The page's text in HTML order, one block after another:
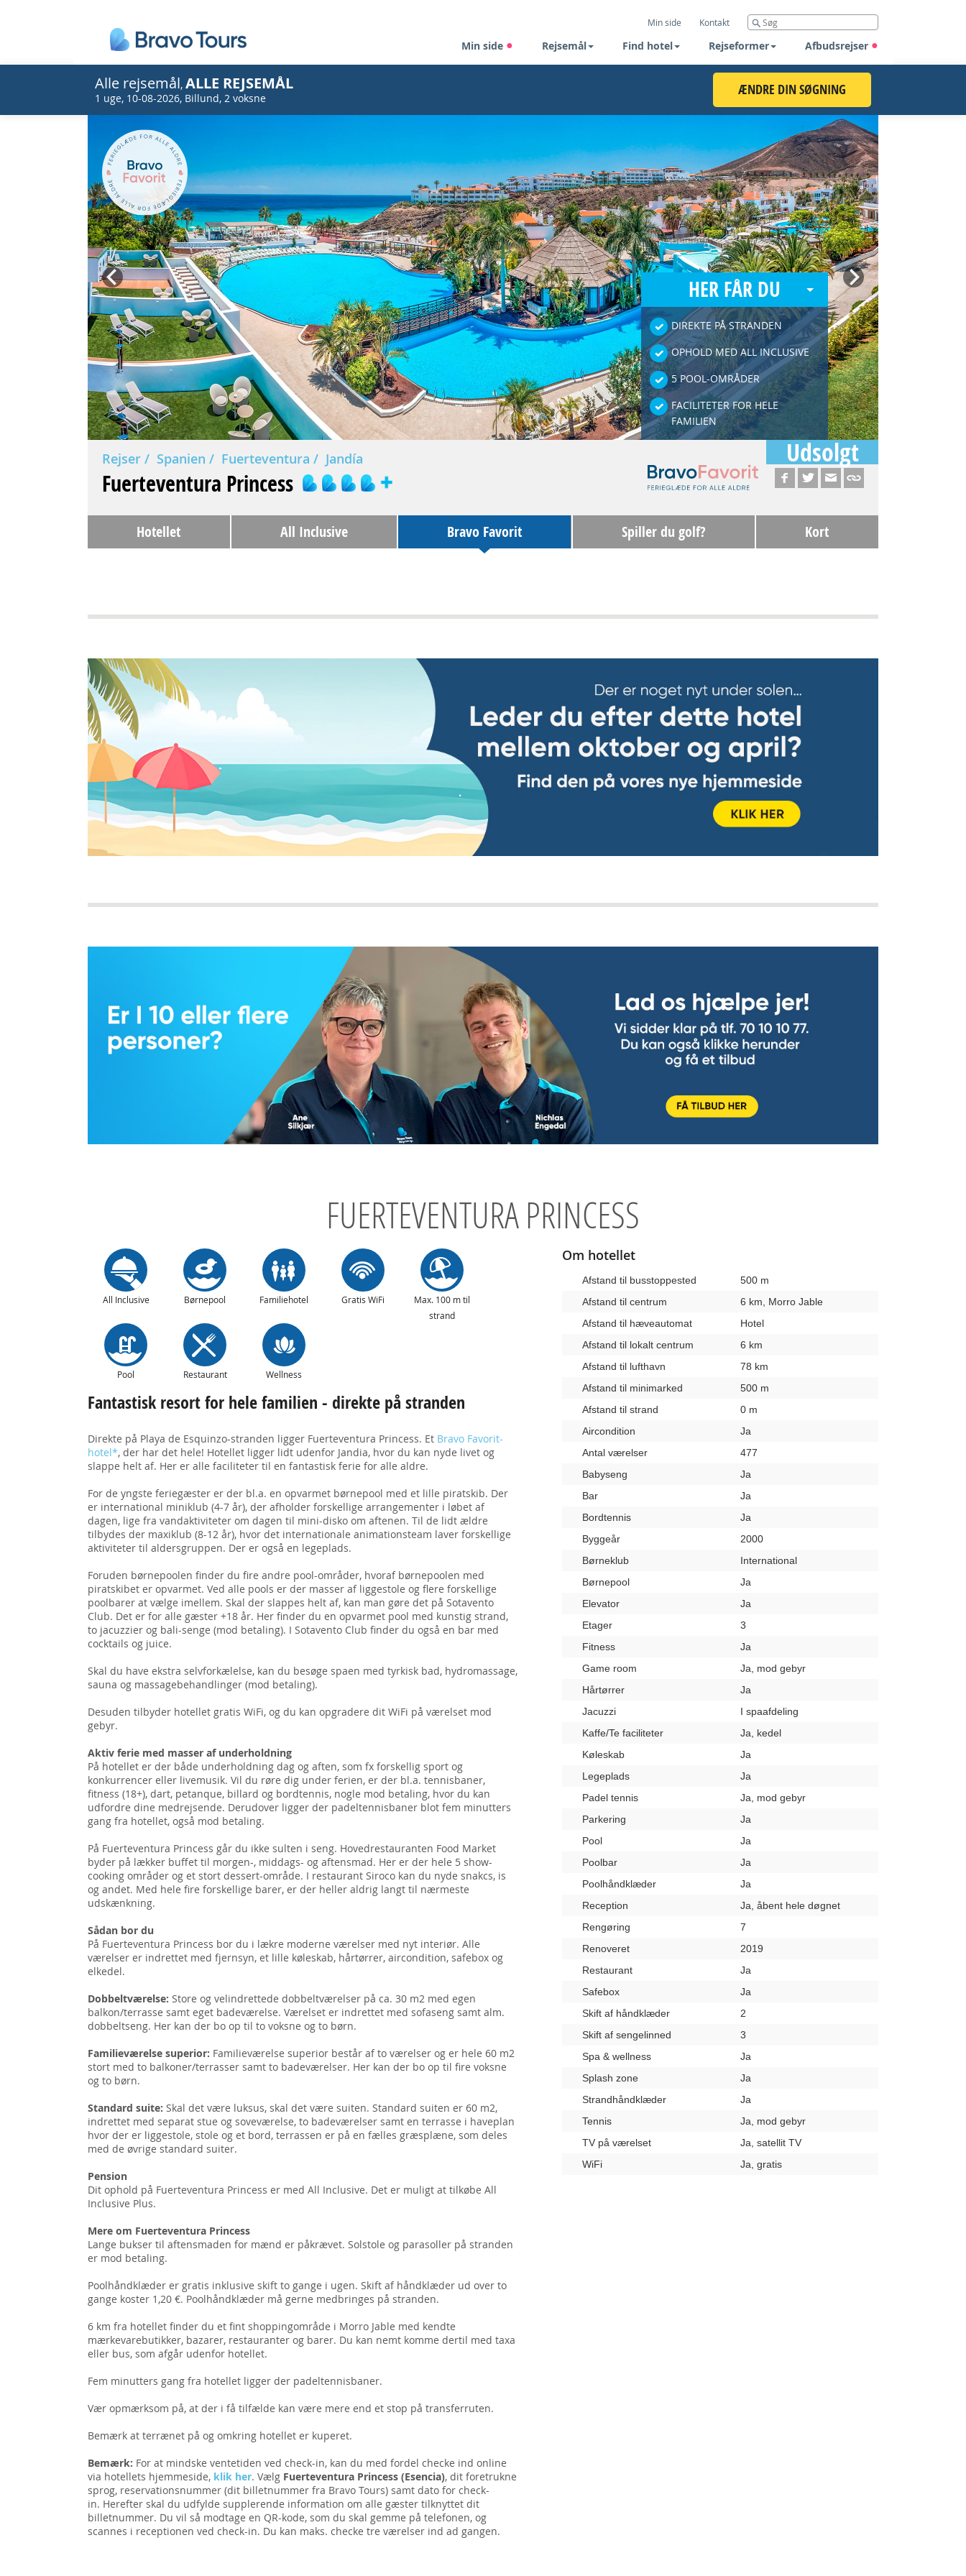
Min side Kontakt
Min side Rejsemål Find hotel Rejseformer Afbudsrejser
Alle rejsemål, ALLE REJSEMÅL
1 uge, 10-08-2026, Billund, 2 voksne ÆNDRE DIN SØGNING
HER FÅR DU
DIREKTE PÅ STRANDEN
OPHOLD MED ALL INCLUSIVE
5 POOL-OMRÅDER
FACILITETER FOR HELE
FAMILIEN
Prev Next
Rejser Spanien Fuerteventura Jandía Udsolgt
Fuerteventura Princess
Hotellet All Inclusive Bravo Favorit Spiller du golf? Kort
FUERTEVENTURA PRINCESS
All Inclusive Børnepool Familiehotel Gratis WiFi
Max. 100 m til
strand
Pool Restaurant Wellness
Fantastisk resort for hele familien - direkte på stranden
Direkte på Playa de Esquinzo-stranden ligger Fuerteventura Princess. Et Bravo Favorit-
hotel*, der har det hele! Hotellet ligger lidt udenfor Jandia, hvor du kan nyde livet og
slappe helt af. Her er alle faciliteter til en fantastisk ferie for alle aldre.
For de yngste feriegæster er der bl.a. en opvarmet børnepool med et lille piratskib. Der
er international miniklub (4-7 år), der afholder forskellige arrangementer i løbet af
dagen, lige fra vandaktiviteter om dagen til mini-disko om aftenen. Til de lidt ældre
tilbydes der maxiklub (8-12 år), hvor det internationale animationsteam laver forskellige
aktiviteter til aldersgruppen. Der er også en legeplads.
Foruden børnepoolen finder du fire andre pool-områder, hvoraf børnepoolen med
piratskibet er opvarmet. Ved alle pools er der masser af liggestole og flere forskellige
poolbarer at vælge imellem. Skal der slappes helt af, kan man gøre det på Sotavento
Club. Det er for alle gæster +18 år. Her finder du en opvarmet pool med kunstig strand,
to jacuzzier og bali-senge (mod betaling). I Sotavento Club finder du også en bar med
cocktails og juice.
Skal du have ekstra selvforkælelse, kan du besøge spaen med tyrkisk bad, hydromassage,
sauna og massagebehandlinger (mod betaling).
Desuden tilbyder hotellet gratis WiFi, og du kan opgradere dit WiFi på værelset mod
gebyr.
Aktiv ferie med masser af underholdning
På hotellet er der både underholdning dag og aften, som fx forskellig sport og
konkurrencer eller livemusik. Vil du røre dig under ferien, er der bl.a. tennisbaner,
fitness (18+), dart, petanque, billard og bordtennis, nogle mod betaling, hvor du kan
udfordre dine medrejsende. Derudover ligger der padeltennisbaner blot fem minutters
gang fra hotellet, også mod betaling.
På Fuerteventura Princess går du ikke sulten i seng. Hovedrestauranten Food Market
byder på lækker buffet til morgen-, middags- og aftensmad. Her er der hele 5 show-
cooking områder og et stort dessert-område. I restaurant Siroco kan du nyde snakcs, is
og andet. Med hele fire forskellige barer, er der heller aldrig langt til nærmeste
udskænkning.
Sådan bor du
På Fuerteventura Princess bor du i lækre moderne værelser med nyt interiør. Alle
værelser er indrettet med fjernsyn, et lille køleskab, hårtørrer, aircondition, safebox og
elkedel.
Dobbeltværelse: Store og velindrettede dobbeltværelser på ca. 30 m2 med egen
balkon/terrasse samt eget badeværelse. Værelset er indrettet med sofaseng samt alm.
dobbeltseng. Her kan der bo op til to voksne og to børn.
Familieværelse superior: Familieværelse superior består af to værelser og er hele 60 m2
stort med to balkoner/terrasser samt to badeværelser. Her kan der bo op til fire voksne
og to børn.
Standard suite: Skal det være luksus, skal det være suiten. Standard suiten er 60 m2,
indrettet med separat stue og soveværelse, to badeværelser samt en terrasse i haveplan
hvor der er liggestole, stole og et bord, terrassen er på en fælles græsplæne, som deles
med de øvrige standard suiter.
Pension
Dit ophold på Fuerteventura Princess er med All Inclusive. Det er muligt at tilkøbe All
Inclusive Plus.
Mere om Fuerteventura Princess
Lange bukser til aftensmaden for mænd er påkrævet. Solstole og parasoller på stranden
er mod betaling.
Poolhåndklæder er gratis inklusive skift to gange i ugen. Skift af håndklæder ud over to
gange koster 1,20 €. Poolhåndklæder må gerne medbringes på stranden.
6 km fra hotellet finder du et fint shoppingområde i Morro Jable med kendte
mærkevarebutikker, bazarer, restauranter og barer. Du kan nemt komme dertil med taxa
eller bus, som afgår udenfor hotellet.
Fem minutters gang fra hotellet ligger der padeltennisbaner.
Vær opmærksom på, at der i få tilfælde kan være mere end et stop på transferruten.
Bemærk at terrænet på og omkring hotellet er kuperet.
Bemærk: For at mindske ventetiden ved check-in, kan du med fordel checke ind online
via hotellets hjemmeside, klik her. Vælg Fuerteventura Princess (Esencia), dit foretrukne
sprog, reservationsnummer (dit billetnummer fra Bravo Tours) samt dato for check-
in. Herefter skal du udfylde supplerende information om alle gæster tilknyttet dit
billetnummer. Du vil så modtage en QR-kode, som du skal gemme på telefonen, og
scannes i receptionen ved check-in. Du kan maks. checke tre værelser ind ad gangen.
Om hotellet
Afstand til busstoppested
500 m
Afstand til centrum
6 km, Morro Jable
Afstand til hæveautomat
Hotel
Afstand til lokalt centrum
6 km
Afstand til lufthavn
78 km
Afstand til minimarked
500 m
Afstand til strand
0 m
Aircondition
Ja
Antal værelser
477
Babyseng
Ja
Bar
Ja
Bordtennis
Ja
Byggeår
2000
Børneklub
International
Børnepool
Ja
Elevator
Ja
Etager
3
Fitness
Ja
Game room
Ja, mod gebyr
Hårtørrer
Ja
Jacuzzi
I spaafdeling
Kaffe/Te faciliteter
Ja, kedel
Køleskab
Ja
Legeplads
Ja
Padel tennis
Ja, mod gebyr
Parkering
Ja
Pool
Ja
Poolbar
Ja
Poolhåndklæder
Ja
Reception
Ja, åbent hele døgnet
Rengøring
7
Renoveret
2019
Restaurant
Ja
Safebox
Ja
Skift af håndklæder
2
Skift af sengelinned
3
Spa & wellness
Ja
Splash zone
Ja
Strandhåndklæder
Ja
Tennis
Ja, mod gebyr
TV på værelset
Ja, satellit TV
WiFi
Ja, gratis